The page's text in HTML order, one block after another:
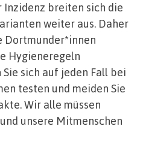
breiten sich die
weiter aus. Daher
Dortmunder*innen
Hygieneregeln
sich auf jeden Fall bei
testen und meiden Sie
Wir alle müssen
unsere Mitmenschen